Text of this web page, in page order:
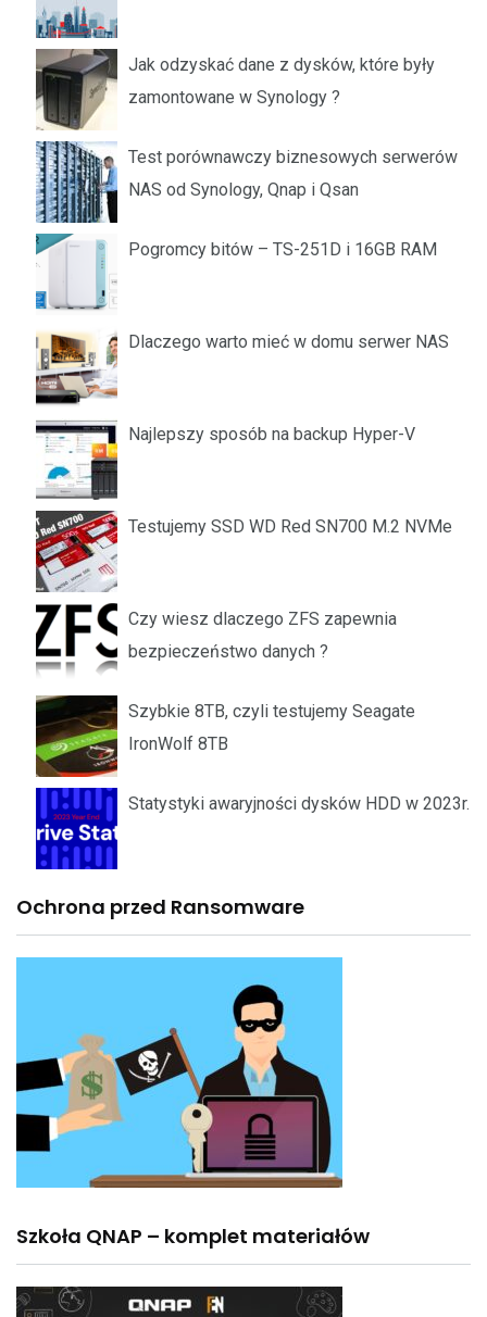
Jak odzyskać dane z dysków, które były
zamontowane w Synology ?
Test porównawczy biznesowych serwerów
NAS od Synology, Qnap i Qsan
Pogromcy bitów – TS-251D i 16GB RAM
Dlaczego warto mieć w domu serwer NAS
Najlepszy sposób na backup Hyper-V
Testujemy SSD WD Red SN700 M.2 NVMe
Czy wiesz dlaczego ZFS zapewnia
bezpieczeństwo danych ?
Szybkie 8TB, czyli testujemy Seagate
IronWolf 8TB
Statystyki awaryjności dysków HDD w 2023r.
Ochrona przed Ransomware
Szkoła QNAP – komplet materiałów